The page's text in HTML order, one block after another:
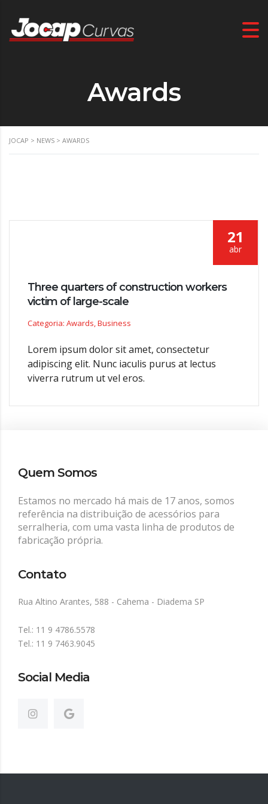
Awards
JOCAP > NEWS > AWARDS
21
abr
Three quarters of construction workers
victim of large-scale
Categoria: Awards, Business
Lorem ipsum dolor sit amet, consectetur
adipiscing elit. Nunc iaculis purus at lectus
viverra rutrum ut vel eros.
Quem Somos
Estamos no mercado há mais de 17 anos, somos
referência na distribuição de acessórios para
serralheria, com uma vasta linha de produtos de
fabricação própria.
Contato
Rua Altino Arantes, 588 - Cahema - Diadema SP
Tel.: 11 9 4786.5578
Tel.: 11 9 7463.9045
Social Media